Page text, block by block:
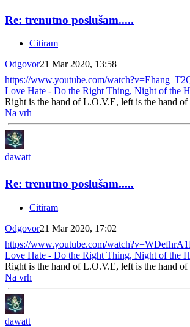
Re: trenutno poslušam.....
Citiram
Odgovor21 Mar 2020, 13:58
https://www.youtube.com/
Love Hate - Do the Right Thing, Night of the
Right is the hand of L.O.V.E, left is the hand
Na vrh
dawatt
Re: trenutno poslušam.....
Citiram
Odgovor21 Mar 2020, 17:02
https://www.youtube.com/
Love Hate - Do the Right Thing, Night of the
Right is the hand of L.O.V.E, left is the hand
Na vrh
dawatt